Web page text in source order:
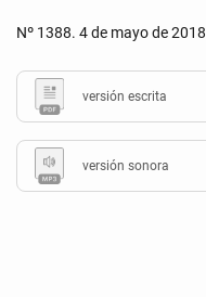
Nº 1388. 4 de mayo de 2018
versión escrita
versión sonora